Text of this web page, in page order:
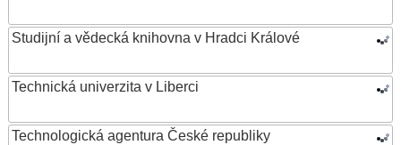
Studijní a vědecká knihovna v Hradci Králové
Technická univerzita v Liberci
Technologická agentura České republiky